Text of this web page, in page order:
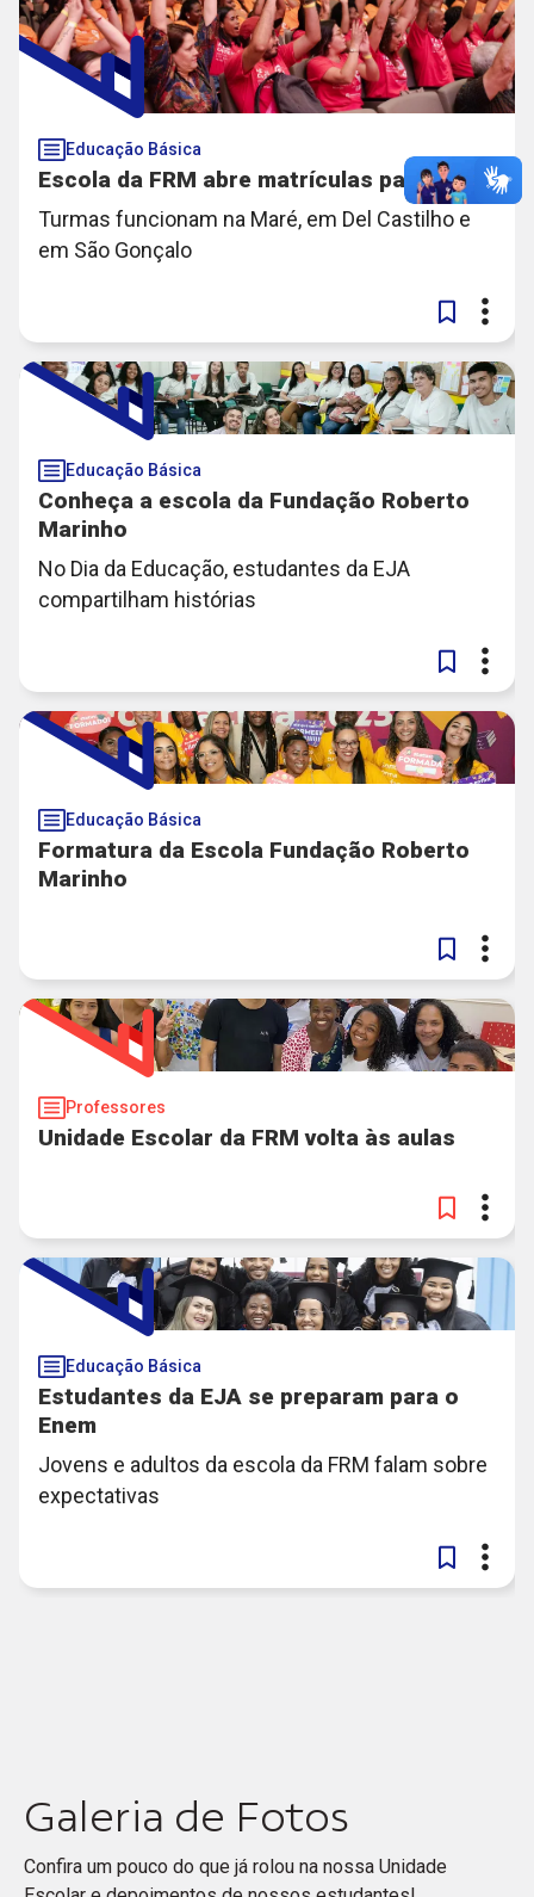
Educação Básica
Escola da FRM abre matrículas para EJA
Turmas funcionam na Maré, em Del Castilho e
em São Gonçalo
Educação Básica
Conheça a escola da Fundação Roberto
Marinho
No Dia da Educação, estudantes da EJA
compartilham histórias
Educação Básica
Formatura da Escola Fundação Roberto
Marinho
Professores
Unidade Escolar da FRM volta às aulas
Educação Básica
Estudantes da EJA se preparam para o
Enem
Jovens e adultos da escola da FRM falam sobre
expectativas
Galeria de Fotos
Confira um pouco do que já rolou na nossa Unidade